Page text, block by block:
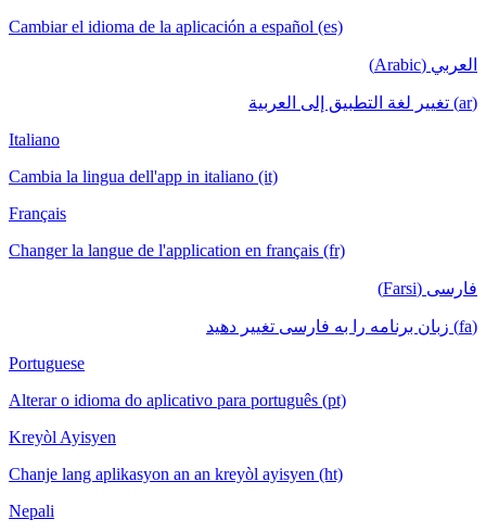
Cambiar el idioma de la aplicación a español (es)
العربي (Arabic)
(ar) تغيير لغة التطبيق إلى العربية
Italiano
Cambia la lingua dell'app in italiano (it)
Français
Changer la langue de l'application en français (fr)
فارسی (Farsi)
(fa) زبان برنامه را به فارسی تغییر دهید
Portuguese
Alterar o idioma do aplicativo para português (pt)
Kreyòl Ayisyen
Chanje lang aplikasyon an an kreyòl ayisyen (ht)
Nepali